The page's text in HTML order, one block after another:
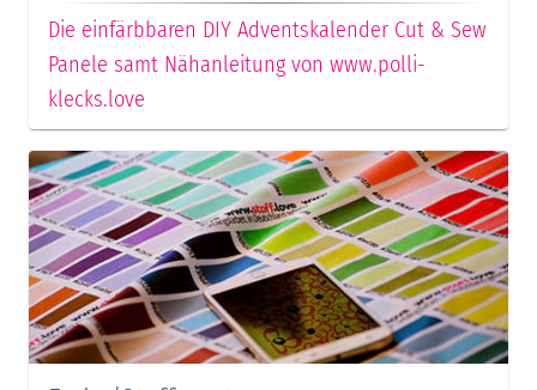
Die einfärbbaren DIY Adventskalender Cut & Sew
Panele samt Nähanleitung von www.polli-
klecks.love